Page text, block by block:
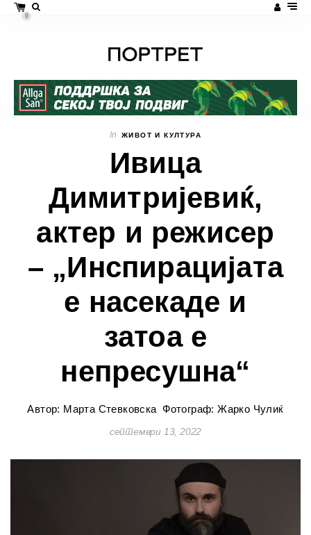
0
In ЖИВОТ И КУЛТУРА
Ивица
Димитријевиќ,
актер и режисер
– „Инспирацијата
е насекаде и
затоа е
непресушна“
Автор: Марта Стевковска Фотограф: Жарко Чулиќ
септември 13, 2022